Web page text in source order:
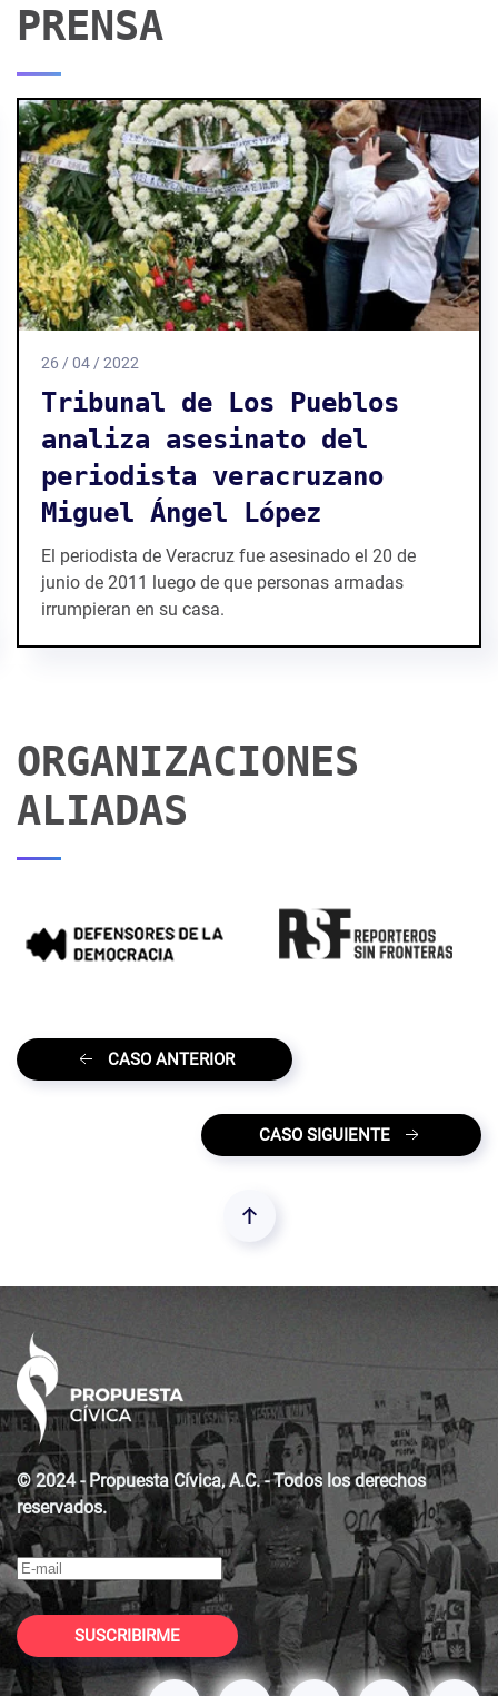
PRENSA
26 / 04 / 2022
Tribunal de Los Pueblos
analiza asesinato del
periodista veracruzano
Miguel Ángel López
El periodista de Veracruz fue asesinado el 20 de
junio de 2011 luego de que personas armadas
irrumpieran en su casa.
ORGANIZACIONES
ALIADAS
CASO ANTERIOR
CASO SIGUIENTE
© 2024 - Propuesta Cívica, A.C. - Todos los derechos
reservados.
SUSCRIBIRME